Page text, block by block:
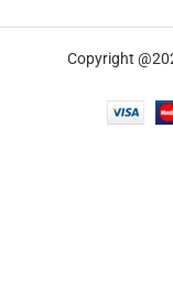
Copyright